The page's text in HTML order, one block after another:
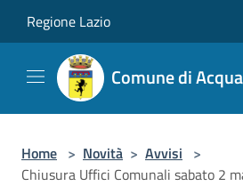
Regione Lazio
Comune di
Home > Novità > Avvisi >
Chiusura Uffici Comunali sabato 2